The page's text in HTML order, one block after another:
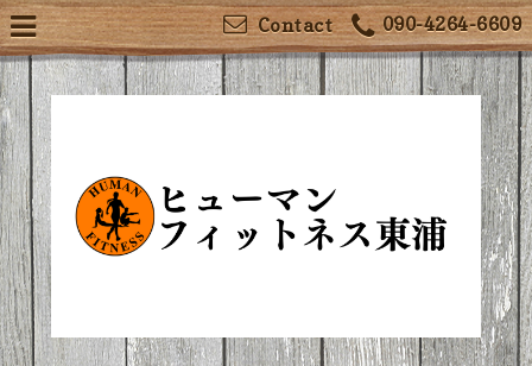
090-4264-6609
Contact